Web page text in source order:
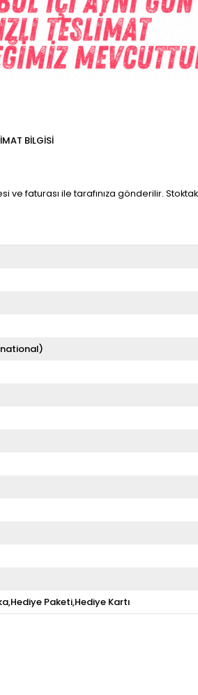
BILGISI
ve faturası ile tarafınıza gönderilir.
Paketi,Hediye Kartı